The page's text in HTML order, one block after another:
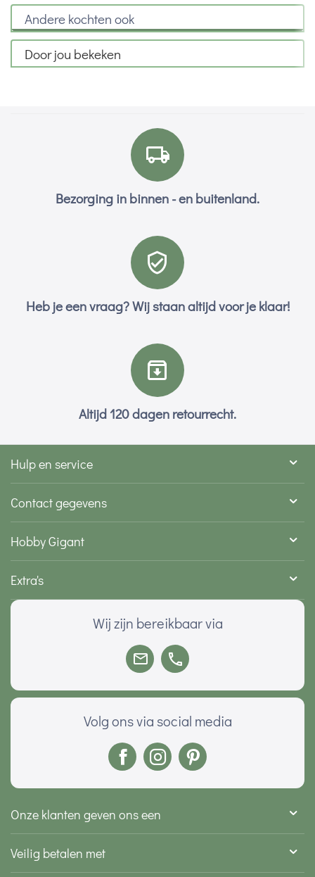
Andere kochten ook
Door jou bekeken
Bezorging in binnen - en buitenland.
Heb je een vraag? Wij staan altijd voor je klaar!
Altijd 120 dagen retourrecht.
Hulp en service
Contact gegevens
Hobby Gigant
Extra's
Wij zijn bereikbaar via
Volg ons via social media
Onze klanten geven ons een
Veilig betalen met